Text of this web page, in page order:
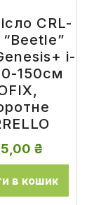
CRL-
i-
150см
₴
в кошик